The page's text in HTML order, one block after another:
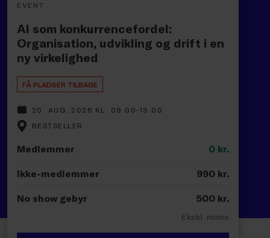
EVENT
AI som konkurrencefordel:
Organisation, udvikling og drift i en
ny virkelighed
FÅ PLADSER TILBAGE
20. AUG. 2026 KL. 09.00-13.00
BESTSELLER
Medlemmer 0 kr.
Ikke-medlemmer 990 kr.
No show gebyr 500 kr.
Ekskl. moms